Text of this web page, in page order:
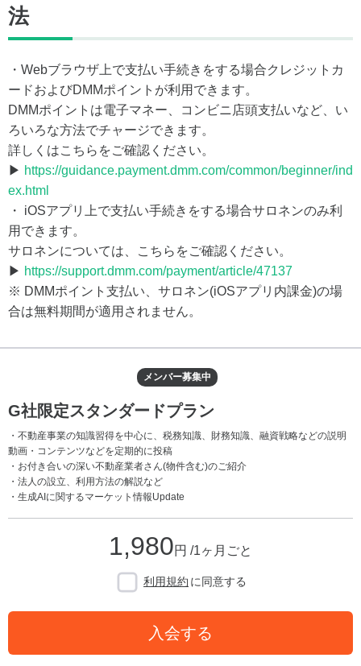
法
・Webブラウザ上で支払い手続きをする場合クレジットカ
ードおよびDMMポイントが利用できます。
DMMポイントは電子マネー、コンビニ店頭支払いなど、い
ろいろな方法でチャージできます。
詳しくはこちらをご確認ください。
▶ https://guidance.payment.dmm.com/common/beginner/ind
ex.html
・ iOSアプリ上で支払い手続きをする場合サロネンのみ利
用できます。
サロネンについては、こちらをご確認ください。
▶ https://support.dmm.com/payment/article/47137
※ DMMポイント支払い、サロネン(iOSアプリ内課金)の場
合は無料期間が適用されません。
メンバー募集中
G社限定スタンダードプラン
・不動産事業の知識習得を中心に、税務知識、財務知識、融資戦略などの説明
動画・コンテンツなどを定期的に投稿
・お付き合いの深い不動産業者さん(物件含む)のご紹介
・法人の設立、利用方法の解説など
・生成AIに関するマーケット情報Update
1,980円 /1ヶ月ごと
利用規約 に同意する
入会する